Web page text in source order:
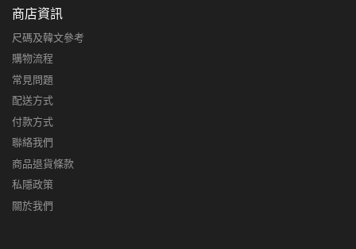
商店資訊
尺碼及韓文參考
購物流程
常見問題
配送方式
付款方式
聯絡我們
商品退貨條款
私隱政策
關於我們